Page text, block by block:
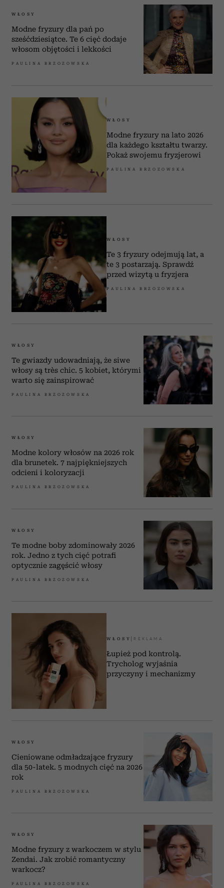
WŁOSY
Modne fryzury dla pań po
sześćdziesiątce. Te 6 cięć dodaje
włosom objętości i lekkości
PAULINA BRZOZOWSKA
WŁOSY
Modne fryzury na lato 2026
dla każdego kształtu twarzy.
Pokaż swojemu fryzjerowi
PAULINA BRZOZOWSKA
WŁOSY
Te 3 fryzury odejmują lat, a
te 3 postarzają. Sprawdź
przed wizytą u fryzjera
PAULINA BRZOZOWSKA
WŁOSY
Te gwiazdy udowadniają, że siwe
włosy są très chic. 5 kobiet, którymi
warto się zainspirować
PAULINA BRZOZOWSKA
WŁOSY
Modne kolory włosów na 2026 rok
dla brunetek. 7 najpiękniejszych
odcieni i koloryzacji
PAULINA BRZOZOWSKA
WŁOSY
Te modne boby zdominowały 2026
rok. Jedno z tych cięć potrafi
optycznie zagęścić włosy
PAULINA BRZOZOWSKA
WŁOSY
Łupież pod kontrolą.
Trycholog wyjaśnia
przyczyny i mechanizmy
WŁOSY
Cieniowane odmładzające fryzury
dla 50-latek. 5 modnych cięć na 2026
rok
PAULINA BRZOZOWSKA
WŁOSY
Modne fryzury z warkoczem w stylu
Zendai. Jak zrobić romantyczny
warkocz?
PAULINA BRZOZOWSKA